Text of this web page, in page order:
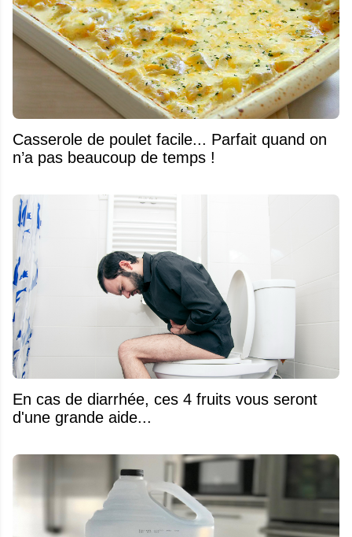
Casserole de poulet facile... Parfait quand on
n’a pas beaucoup de temps !
En cas de diarrhée, ces 4 fruits vous seront
d'une grande aide...